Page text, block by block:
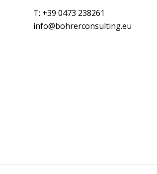
T: +39 0473 238261
info@bohrerconsulting.eu